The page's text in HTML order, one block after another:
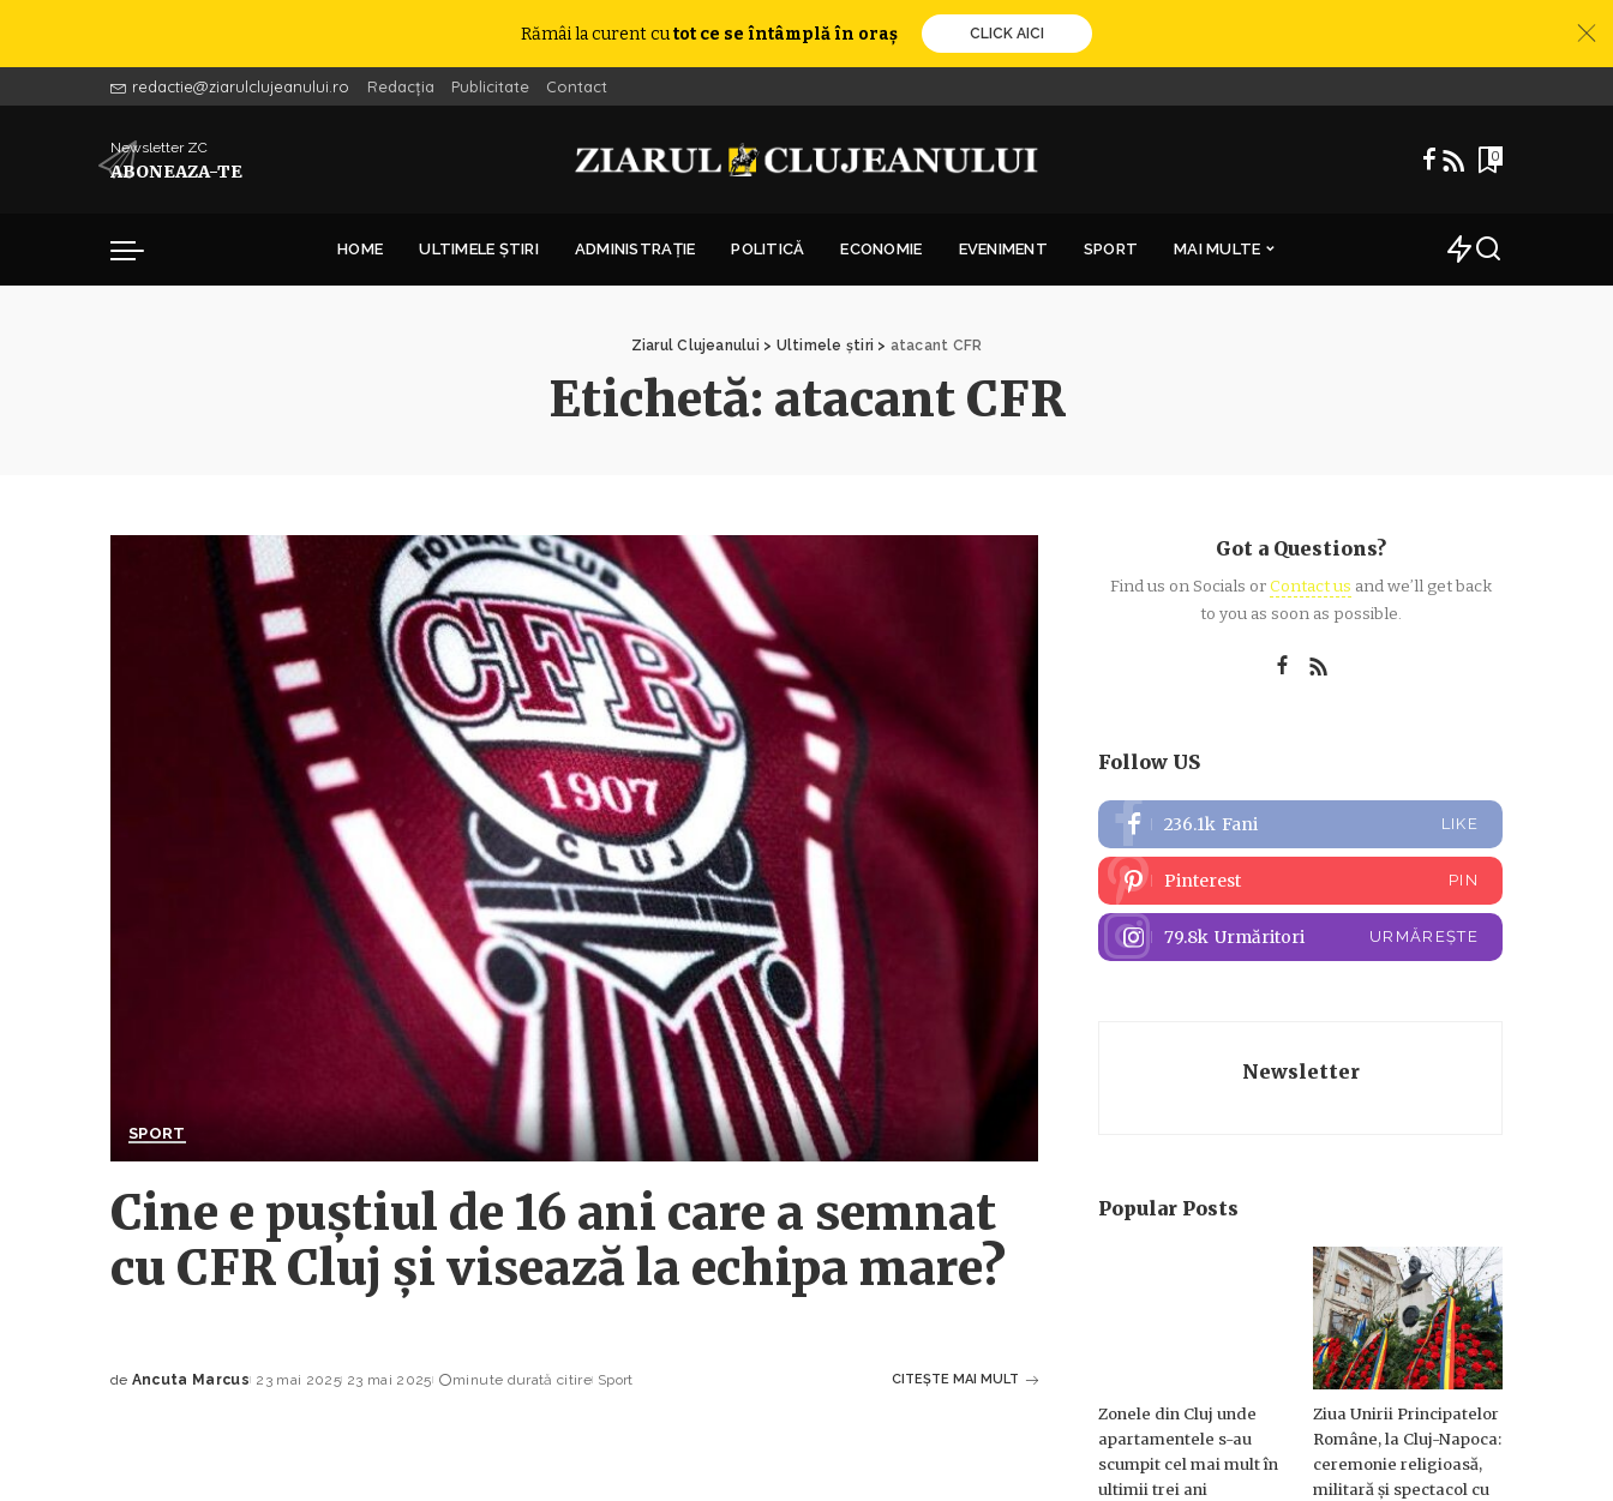
Rămâi la curent cutot ce se întâmplă în oraș CLICK AICI
redactie@ziarulclujeanului.ro Redacția Publicitate Contact
Newsletter ZC
ABONEAZA-TE
0
HOME ULTIMELE ȘTIRI ADMINISTRAȚIE POLITICĂ ECONOMIE EVENIMENT SPORT MAI MULTE
Ziarul Clujeanului > Ultimele știri > atacant CFR
Etichetă: atacant CFR
SPORT
Cine e puștiul de 16 ani care a semnat
cu CFR Cluj și visează la echipa mare?
de Ancuta Marcus 23 mai 2025 23 mai 2025 minute durată citire Sport CITEȘTE MAI MULT
Got a Questions?
Find us on Socials orContact us and we’ll get back
to you as soon as possible.
Follow US
236.1k Fani LIKE
Pinterest PIN
79.8k Urmăritori URMĂREȘTE
Newsletter
Popular Posts
Zonele din Cluj unde
apartamentele s-au
scumpit cel mai mult în
ultimii trei ani
Ziua Unirii Principatelor
Române, la Cluj-Napoca:
ceremonie religioasă,
militară și spectacol cu